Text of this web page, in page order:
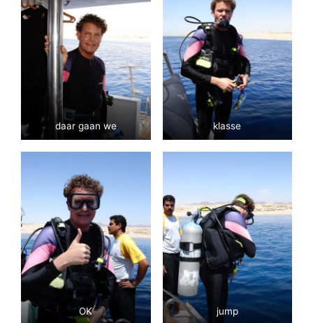
daar gaan we klasse
OK jump